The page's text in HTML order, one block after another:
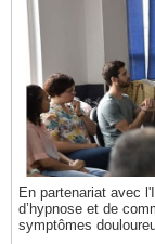
En partenariat avec
d’hypnose et de
symptômes